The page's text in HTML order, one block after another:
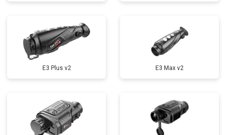
E3 Plus v2 E3 Max v2